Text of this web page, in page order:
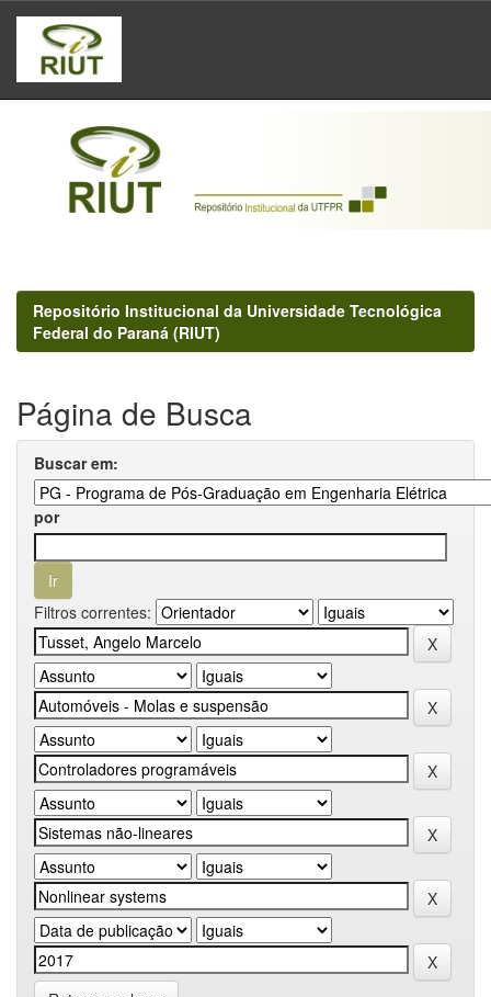
Skip
navigation
Repositório Institucional da Universidade Tecnológica
Federal do Paraná (RIUT)
Página de Busca
Buscar em:
por
Filtros correntes: